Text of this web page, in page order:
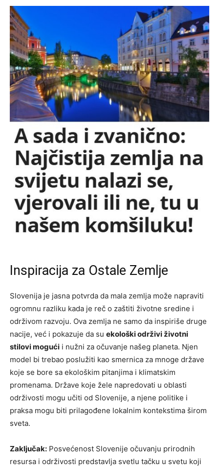
Inspiracija za Ostale Zemlje
Slovenija je jasna potvrda da mala zemlja može napraviti
ogromnu razliku kada je reč o zaštiti životne sredine i
održivom razvoju. Ova zemlja ne samo da inspiriše druge
nacije, već i pokazuje da su ekološki održivi životni
stilovi mogući i nužni za očuvanje našeg planeta. Njen
model bi trebao poslužiti kao smernica za mnoge države
koje se bore sa ekološkim pitanjima i klimatskim
promenama. Države koje žele napredovati u oblasti
održivosti mogu učiti od Slovenije, a njene politike i
praksa mogu biti prilagođene lokalnim kontekstima širom
sveta.
Zaključak: Posvećenost Slovenije očuvanju prirodnih
resursa i održivosti predstavlja svetlu tačku u svetu koji